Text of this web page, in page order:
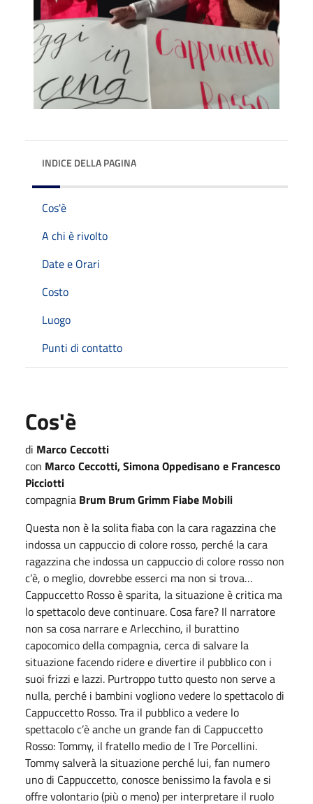
INDICE DELLA PAGINA
Cos'è
A chi è rivolto
Date e Orari
Costo
Luogo
Punti di contatto
Cos'è
di Marco Ceccotti
con Marco Ceccotti, Simona Oppedisano e Francesco
Picciotti
compagnia Brum Brum Grimm Fiabe Mobili
Questa non è la solita fiaba con la cara ragazzina che
indossa un cappuccio di colore rosso, perché la cara
ragazzina che indossa un cappuccio di colore rosso non
c’è, o meglio, dovrebbe esserci ma non si trova…
Cappuccetto Rosso è sparita, la situazione è critica ma
lo spettacolo deve continuare. Cosa fare? Il narratore
non sa cosa narrare e Arlecchino, il burattino
capocomico della compagnia, cerca di salvare la
situazione facendo ridere e divertire il pubblico con i
suoi frizzi e lazzi. Purtroppo tutto questo non serve a
nulla, perché i bambini vogliono vedere lo spettacolo di
Cappuccetto Rosso. Tra il pubblico a vedere lo
spettacolo c’è anche un grande fan di Cappuccetto
Rosso: Tommy, il fratello medio de I Tre Porcellini.
Tommy salverà la situazione perché lui, fan numero
uno di Cappuccetto, conosce benissimo la favola e si
offre volontario (più o meno) per interpretare il ruolo